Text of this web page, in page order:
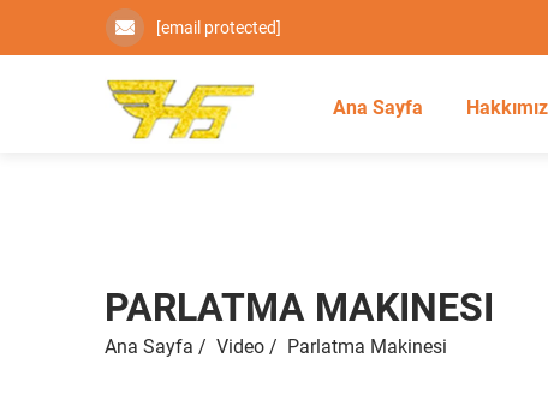
[email protected]
Ana Sayfa
PARLATMA MAKINESI
Ana Sayfa / Video / Parlatma Makinesi